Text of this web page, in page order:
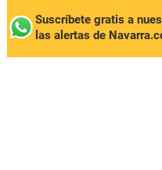
Suscríbete gratis a
las alertas de